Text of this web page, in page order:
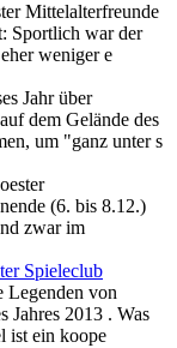
Mittelalterfreunde
Sportlich war der
weniger e
Jahr über
dem Gelände des
um "ganz unter s
(6. bis 8.12.)
zwar im
Spieleclub
Legenden von
2013 . Was
ist ein koope